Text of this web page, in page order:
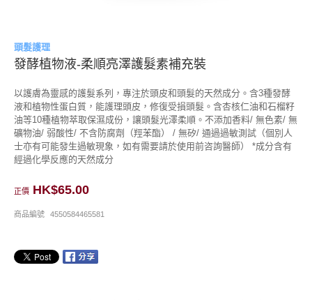
頭髮護理
發酵植物液-柔順亮澤護髮素補充裝
以護膚為靈感的護髮系列，專注於頭皮和頭髮的天然成分。含3種發酵
液和植物性蛋白質，能護理頭皮，修復受損頭髮。含杏核仁油和石榴籽
油等10種植物萃取保濕成份，讓頭髮光澤柔順。不添加香料/ 無色素/ 無
礦物油/ 弱酸性/ 不含防腐劑（羥苯酯） / 無矽/ 通過過敏測試（個別人
士亦有可能發生過敏現象，如有需要請於使用前咨詢醫師） *成分含有
經過化學反應的天然成分
正價 HK$65.00
商品編號 4550584465581